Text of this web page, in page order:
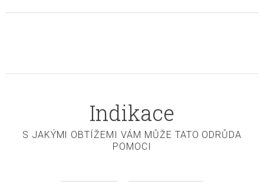
Indikace
S JAKÝMI OBTÍŽEMI VÁM MŮŽE TATO ODRŮDA
POMOCI